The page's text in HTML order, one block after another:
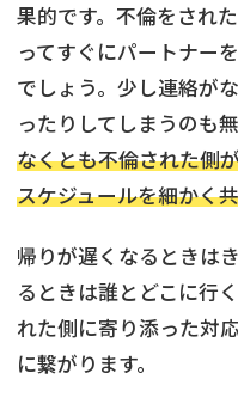
果的です。不倫をされ
ってすぐにパートナー
でしょう。少し連絡が
ったりしてしまうのも
なくとも不倫された側
スケジュールを細かく
帰りが遅くなるときは
るときは誰とどこに行
れた側に寄り添った対
に繋がります。